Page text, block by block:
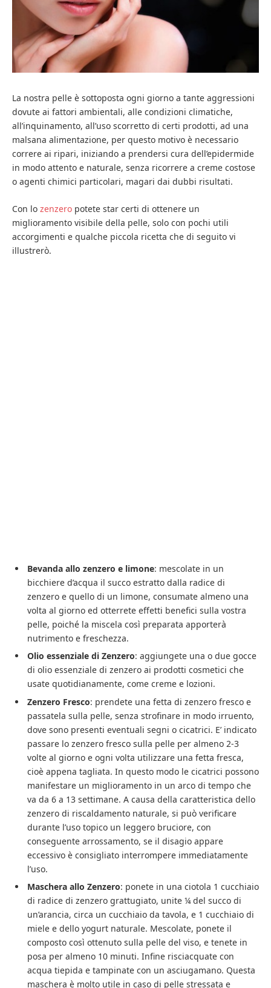
La nostra pelle è sottoposta ogni giorno a tante aggressioni
dovute ai fattori ambientali, alle condizioni climatiche,
all’inquinamento, all’uso scorretto di certi prodotti, ad una
malsana alimentazione, per questo motivo è necessario
correre ai ripari, iniziando a prendersi cura dell’epidermide
in modo attento e naturale, senza ricorrere a creme costose
o agenti chimici particolari, magari dai dubbi risultati.
Con lo zenzero potete star certi di ottenere un
miglioramento visibile della pelle, solo con pochi utili
accorgimenti e qualche piccola ricetta che di seguito vi
illustrerò.
Bevanda allo zenzero e limone: mescolate in un
bicchiere d’acqua il succo estratto dalla radice di
zenzero e quello di un limone, consumate almeno una
volta al giorno ed otterrete effetti benefici sulla vostra
pelle, poiché la miscela così preparata apporterà
nutrimento e freschezza.
Olio essenziale di Zenzero: aggiungete una o due gocce
di olio essenziale di zenzero ai prodotti cosmetici che
usate quotidianamente, come creme e lozioni.
Zenzero Fresco: prendete una fetta di zenzero fresco e
passatela sulla pelle, senza strofinare in modo irruento,
dove sono presenti eventuali segni o cicatrici. E’ indicato
passare lo zenzero fresco sulla pelle per almeno 2-3
volte al giorno e ogni volta utilizzare una fetta fresca,
cioè appena tagliata. In questo modo le cicatrici possono
manifestare un miglioramento in un arco di tempo che
va da 6 a 13 settimane. A causa della caratteristica dello
zenzero di riscaldamento naturale, si può verificare
durante l’uso topico un leggero bruciore, con
conseguente arrossamento, se il disagio appare
eccessivo è consigliato interrompere immediatamente
l’uso.
Maschera allo Zenzero: ponete in una ciotola 1 cucchiaio
di radice di zenzero grattugiato, unite ¼ del succo di
un’arancia, circa un cucchiaio da tavola, e 1 cucchiaio di
miele e dello yogurt naturale. Mescolate, ponete il
composto così ottenuto sulla pelle del viso, e tenete in
posa per almeno 10 minuti. Infine risciacquate con
acqua tiepida e tampinate con un asciugamano. Questa
maschera è molto utile in caso di pelle stressata e